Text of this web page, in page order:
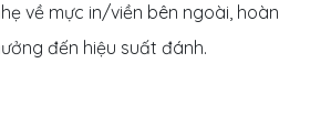
về mực in/viền bên ngoài, hoàn
đến hiệu suất đánh.